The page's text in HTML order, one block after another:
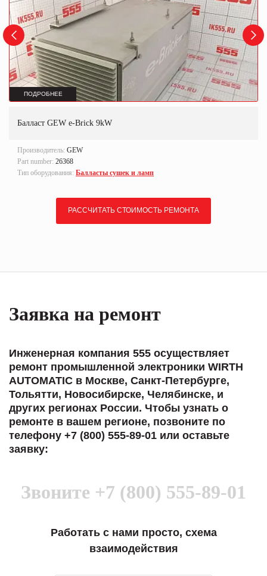
ПОДРОБНЕЕ
Балласт GEW e-Brick 9kW
Производитель: GEW
Part number: 26368
Тип оборудования: Балласты сушек и ламп
РАССЧИТАТЬ СТОИМОСТЬ РЕМОНТА
Заявка на ремонт
Инженерная компания 555 осуществляет
ремонт промышленной электроники WIRTH
AUTOMATIC в Москве, Санкт-Петербурге,
Тольятти, Новосибирске, Челябинске, и
других регионах России. Чтобы узнать о
ремонте в вашем регионе, позвоните по
телефону +7 (800) 555-89-01 или оставьте
заявку:
Звоните +7 (800) 555-89-01
Работать с нами просто, схема
взаимодействия